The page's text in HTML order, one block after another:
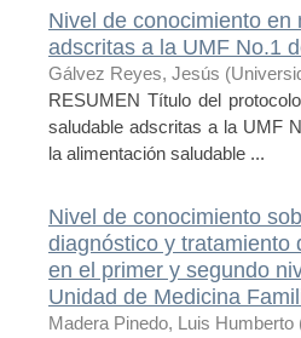
Nivel de conocimiento
adscritas a la UMF No.1
Gálvez Reyes, Jesús (
RESUMEN Título del
saludable adscritas a la UMF
la alimentación saludable ...
Nivel de conocimiento
diagnóstico y tratamiento
en el primer y segundo
Unidad de Medicina
Madera Pinedo, Luis Humberto